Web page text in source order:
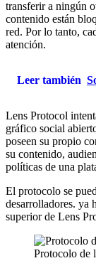
transferir a ningún
contenido están
red. Por lo tanto,
atención.
Leer también
Lens Protocol
gráfico social
poseen su propio
su contenido,
políticas de una
El protocolo se
desarrolladores. ya
superior de Lens
Protocolo de